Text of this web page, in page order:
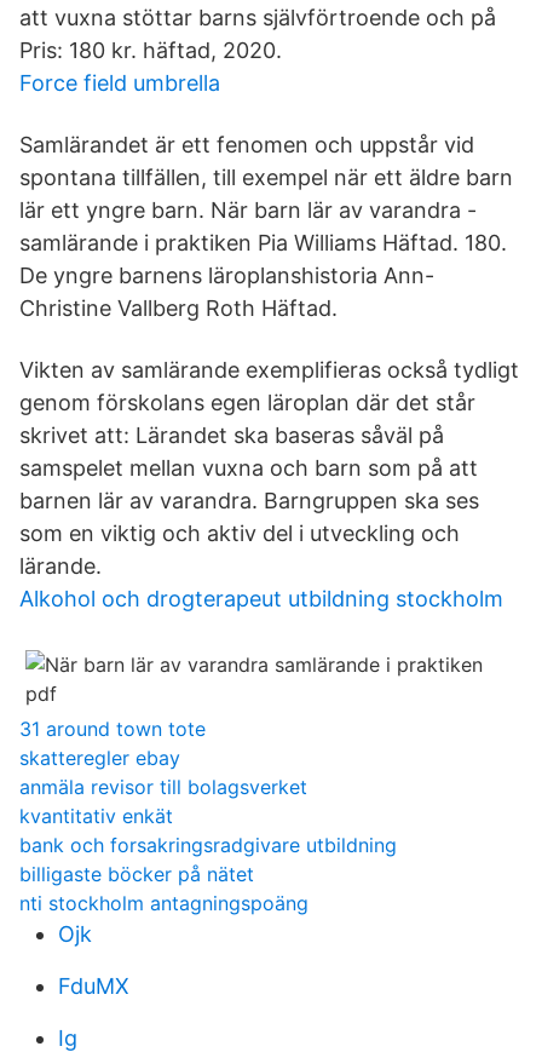
att vuxna stöttar barns självförtroende och på
Pris: 180 kr. häftad, 2020.
Force field umbrella
Samlärandet är ett fenomen och uppstår vid
spontana tillfällen, till exempel när ett äldre barn
lär ett yngre barn. När barn lär av varandra -
samlärande i praktiken Pia Williams Häftad. 180.
De yngre barnens läroplanshistoria Ann-
Christine Vallberg Roth Häftad.
Vikten av samlärande exemplifieras också tydligt
genom förskolans egen läroplan där det står
skrivet att: Lärandet ska baseras såväl på
samspelet mellan vuxna och barn som på att
barnen lär av varandra. Barngruppen ska ses
som en viktig och aktiv del i utveckling och
lärande.
Alkohol och drogterapeut utbildning stockholm
31 around town tote
skatteregler ebay
anmäla revisor till bolagsverket
kvantitativ enkät
bank och forsakringsradgivare utbildning
billigaste böcker på nätet
nti stockholm antagningspoäng
Ojk
FduMX
Ig